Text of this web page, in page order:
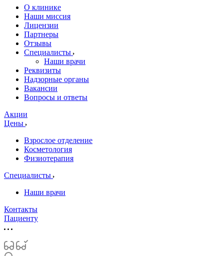
О клинике
Наши миссия
Лицензии
Партнеры
Отзывы
Специалисты
Наши врачи
Реквизиты
Надзорные органы
Вакансии
Вопросы и ответы
Акции
Цены
Взрослое отделение
Косметология
Физиотерапия
Специалисты
Наши врачи
Контакты
Пациенту